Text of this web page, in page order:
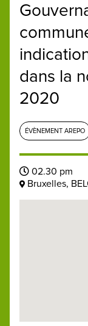
dans la
2020
ÉVÈNEMENT AREPO
02.30 pm
Bruxelles,